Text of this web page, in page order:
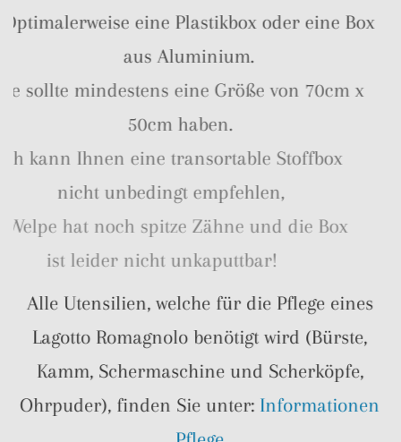
Optimalerweise eine Plastikbox oder eine Box
aus Aluminium.
Sie sollte mindestens eine Größe von 70cm x
50cm haben.
Ich kann Ihnen eine transortable Stoffbox
nicht unbedingt empfehlen,
ein Welpe hat noch spitze Zähne und die Box
ist leider nicht unkaputtbar!
Alle Utensilien, welche für die Pflege eines
Lagotto Romagnolo benötigt wird (Bürste,
Kamm, Schermaschine und Scherköpfe,
Ohrpuder), finden Sie unter: Informationen